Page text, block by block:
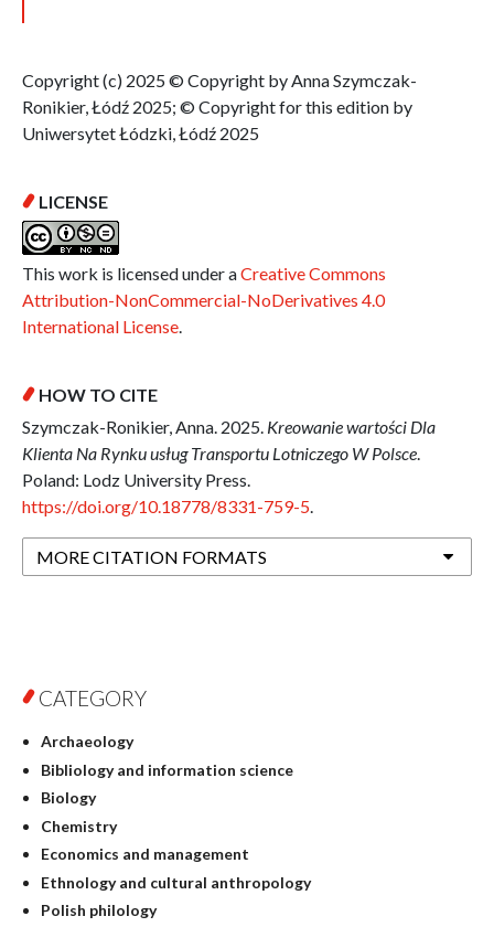
Copyright (c) 2025 © Copyright by Anna Szymczak-
Ronikier, Łódź 2025; © Copyright for this edition by
Uniwersytet Łódzki, Łódź 2025
LICENSE
This work is licensed under aCreative Commons
Attribution-NonCommercial-NoDerivatives 4.0
International License.
HOW TO CITE
Szymczak-Ronikier, Anna. 2025. Kreowanie wartości Dla
Klienta Na Rynku usług Transportu Lotniczego W Polsce.
Poland: Lodz University Press.
https://doi.org/10.18778/8331-759-5.
MORE CITATION FORMATS
CATEGORY
Archaeology
Bibliology and information science
Biology
Chemistry
Economics and management
Ethnology and cultural anthropology
Polish philology